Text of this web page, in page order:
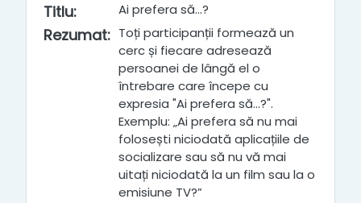
Titlu: Ai prefera să...?
Rezumat: Toți participanții formează un
cerc și fiecare adresează
persoanei de lângă el o
întrebare care începe cu
expresia "Ai prefera să...?".
Exemplu: „Ai prefera să nu mai
folosești niciodată aplicațiile de
socializare sau să nu vă mai
uitați niciodată la un film sau la o
emisiune TV?”